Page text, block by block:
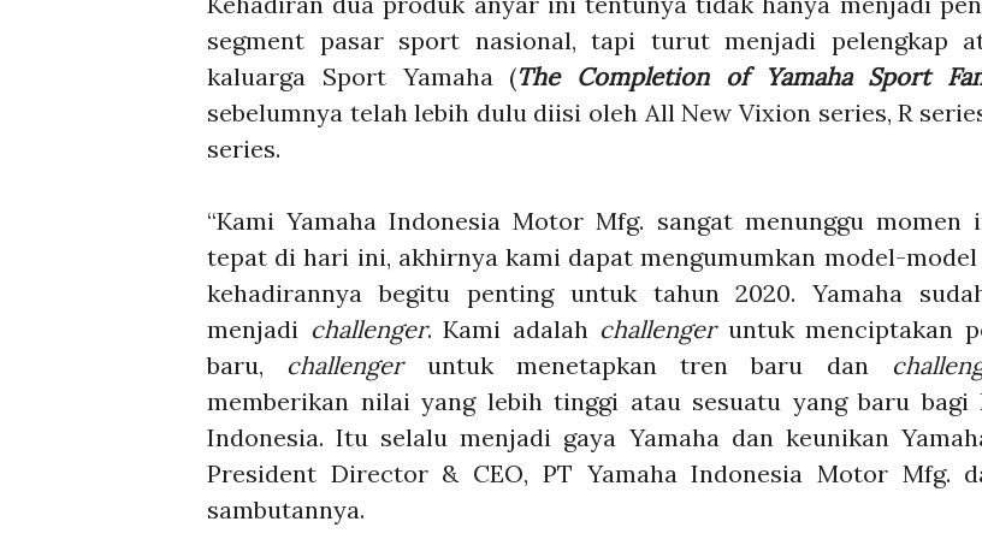
segment pasar sport nasional,tapi turut menjadi pelengkap
kaluarga Sport Yamaha (The Completion of Yamaha Sport
sebelumnya telah lebih dulu diisi oleh All New Vixion series, R
series.
“Kami Yamaha Indonesia Motor Mfg. sangat menunggu momen
tepat di hari ini, akhirnya kami dapat mengumumkan model-model
kehadirannya begitu penting untuk tahun 2020.Yamaha
menjadi challenger. Kami adalah challengeruntuk menciptakan
baru, challengeruntuk menetapkan tren baru dan
memberikan nilai yang lebih tinggi atau sesuatu yang baru bagi
Indonesia. Itu selalu menjadi gaya Yamaha dan keunikan
President Director & CEO, PT Yamaha Indonesia Motor Mfg.
sambutannya.